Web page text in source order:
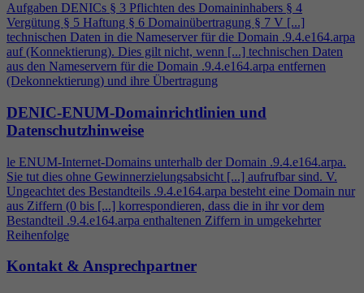
Aufgaben DENICs § 3 Pflichten des Domaininhabers § 4
Vergütung § 5 Haftung § 6 Domainübertragung § 7 V [...]
technischen Daten in die Nameserver für die Domain .9.4.e164.arpa
auf (Konnektierung). Dies gilt nicht, wenn [...] technischen Daten
aus den Nameservern für die Domain .9.4.e164.arpa entfernen
(Dekonnektierung) und ihre Übertragung
DENIC-ENUM-Domainrichtlinien und
Datenschutzhinweise
le ENUM-Internet-Domains unterhalb der Domain .9.4.e164.arpa.
Sie tut dies ohne Gewinnerzielungsabsicht [...] aufrufbar sind. V.
Ungeachtet des Bestandteils .9.4.e164.arpa besteht eine Domain nur
aus Ziffern (0 bis [...] korrespondieren, dass die in ihr vor dem
Bestandteil .9.4.e164.arpa enthaltenen Ziffern in umgekehrter
Reihenfolge
Kontakt & Ansprechpartner